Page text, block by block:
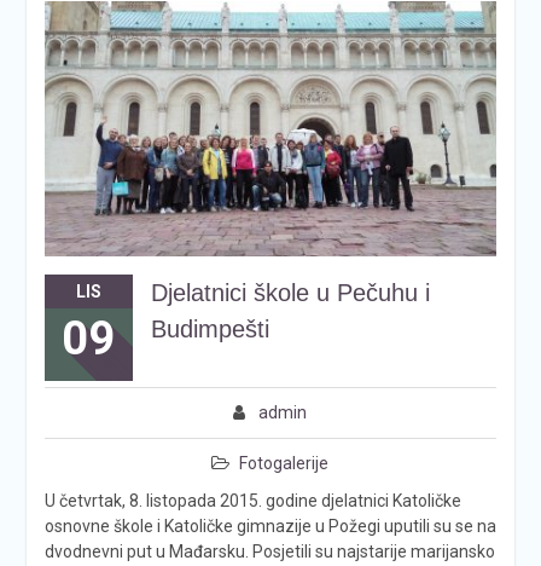
LIS
09
Djelatnici škole u Pečuhu i
Budimpešti
admin
Fotogalerije
U četvrtak, 8. listopada 2015. godine djelatnici Katoličke
osnovne škole i Katoličke gimnazije u Požegi uputili su se na
dvodnevni put u Mađarsku. Posjetili su najstarije marijansko